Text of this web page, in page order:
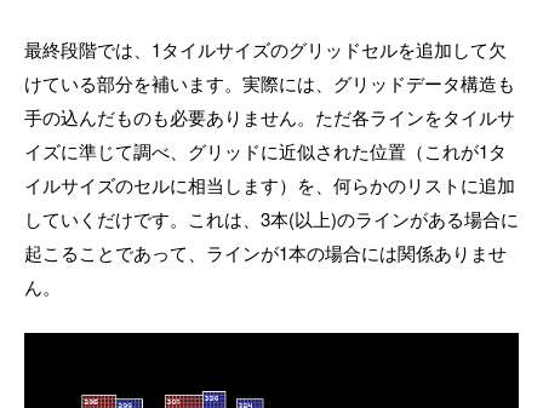
最終段階では、1タイルサイズのグリッドセルを追加して欠
けている部分を補います。実際には、グリッドデータ構造も
手の込んだものも必要ありません。ただ各ラインをタイルサ
イズに準じて調べ、グリッドに近似された位置（これが1タ
イルサイズのセルに相当します）を、何らかのリストに追加
していくだけです。これは、3本(以上)のラインがある場合に
起こることであって、ラインが1本の場合には関係ありませ
ん。